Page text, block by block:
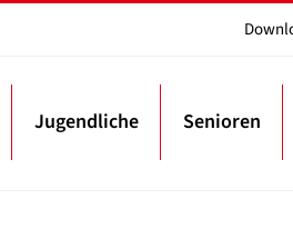
Jugendliche Senioren